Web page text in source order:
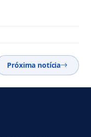
Próxima notícia